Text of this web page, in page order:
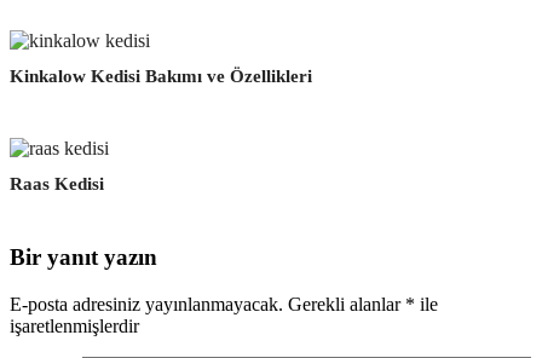
Kinkalow Kedisi Bakımı ve Özellikleri
Raas Kedisi
Bir yanıt yazın
E-posta adresiniz yayınlanmayacak. Gerekli alanlar * ile
işaretlenmişlerdir